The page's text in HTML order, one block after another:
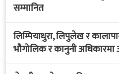
सम्मानित
लिम्पियाधुरा, लिपुलेख र
भौगोलिक र कानुनी